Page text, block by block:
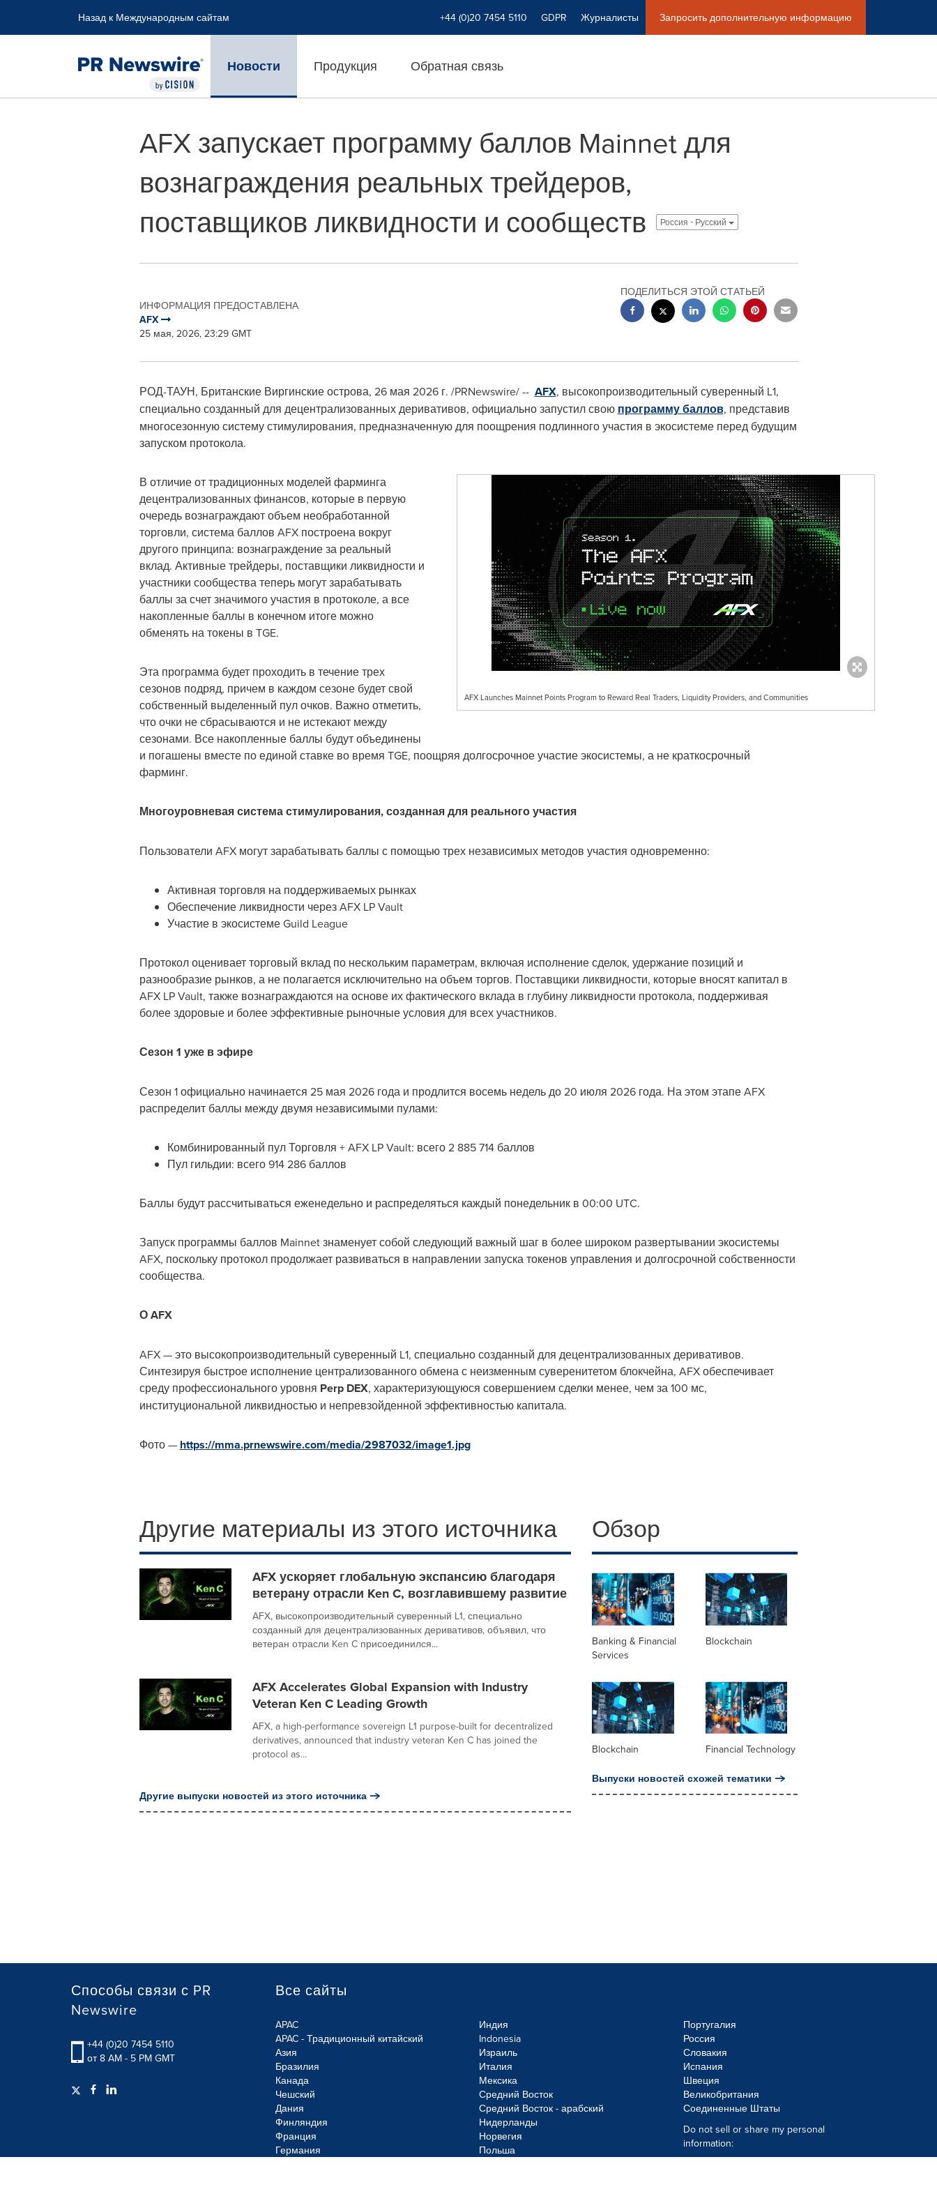
Назад к Международным сайтам +44 (0)20 7454 5110 GDPR Журналисты Запросить дополнительную информацию
Новости Продукция Обратная связь
AFX запускает программу баллов Mainnet для
вознаграждения реальных трейдеров,
поставщиков ликвидности и сообществ
Россия - Pусский
ИНФОРМАЦИЯ ПРЕДОСТАВЛЕНА
AFX
25 мая, 2026, 23:29 GMT
ПОДЕЛИТЬСЯ ЭТОЙ СТАТЬЕЙ
РОД-ТАУН, Британские Виргинские острова, 26 мая 2026 г. /PRNewswire/ -- AFX, высокопроизводительный суверенный L1,
специально созданный для децентрализованных деривативов, официально запустил свою программу баллов, представив
многосезонную систему стимулирования, предназначенную для поощрения подлинного участия в экосистеме перед будущим
запуском протокола.
AFX Launches Mainnet Points Program to Reward Real Traders, Liquidity Providers, and Communities
В отличие от традиционных моделей фарминга
децентрализованных финансов, которые в первую
очередь вознаграждают объем необработанной
торговли, система баллов AFX построена вокруг
другого принципа: вознаграждение за реальный
вклад. Активные трейдеры, поставщики ликвидности и
участники сообщества теперь могут зарабатывать
баллы за счет значимого участия в протоколе, а все
накопленные баллы в конечном итоге можно
обменять на токены в TGE.
Эта программа будет проходить в течение трех
сезонов подряд, причем в каждом сезоне будет свой
собственный выделенный пул очков. Важно отметить,
что очки не сбрасываются и не истекают между
сезонами. Все накопленные баллы будут объединены
и погашены вместе по единой ставке во время TGE, поощряя долгосрочное участие экосистемы, а не краткосрочный
фарминг.
Многоуровневая система стимулирования, созданная для реального участия
Пользователи AFX могут зарабатывать баллы с помощью трех независимых методов участия одновременно:
Активная торговля на поддерживаемых рынках
Обеспечение ликвидности через AFX LP Vault
Участие в экосистеме Guild League
Протокол оценивает торговый вклад по нескольким параметрам, включая исполнение сделок, удержание позиций и
разнообразие рынков, а не полагается исключительно на объем торгов. Поставщики ликвидности, которые вносят капитал в
AFX LP Vault, также вознаграждаются на основе их фактического вклада в глубину ликвидности протокола, поддерживая
более здоровые и более эффективные рыночные условия для всех участников.
Сезон 1 уже в эфире
Сезон 1 официально начинается 25 мая 2026 года и продлится восемь недель до 20 июля 2026 года. На этом этапе AFX
распределит баллы между двумя независимыми пулами:
Комбинированный пул Торговля + AFX LP Vault: всего 2 885 714 баллов
Пул гильдии: всего 914 286 баллов
Баллы будут рассчитываться еженедельно и распределяться каждый понедельник в 00:00 UTC.
Запуск программы баллов Mainnet знаменует собой следующий важный шаг в более широком развертывании экосистемы
AFX, поскольку протокол продолжает развиваться в направлении запуска токенов управления и долгосрочной собственности
сообщества.
О AFX
AFX — это высокопроизводительный суверенный L1, специально созданный для децентрализованных деривативов.
Синтезируя быстрое исполнение централизованного обмена с неизменным суверенитетом блокчейна, AFX обеспечивает
среду профессионального уровня Perp DEX, характеризующуюся совершением сделки менее, чем за 100 мс,
институциональной ликвидностью и непревзойденной эффективностью капитала.
Фото — https://mma.prnewswire.com/media/2987032/image1.jpg
Другие материалы из этого источника
AFX ускоряет глобальную экспансию благодаря
ветерану отрасли Ken C, возглавившему развитие
AFX, высокопроизводительный суверенный L1, специально
созданный для децентрализованных деривативов, объявил, что
ветеран отрасли Ken C присоединился...
AFX Accelerates Global Expansion with Industry
Veteran Ken C Leading Growth
AFX, a high-performance sovereign L1 purpose-built for decentralized
derivatives, announced that industry veteran Ken C has joined the
protocol as...
Другие выпуски новостей из этого источника
Обзор
Banking & Financial
Services
Blockchain
Blockchain Financial Technology
Выпуски новостей схожей тематики
Способы связи с PR
Newswire
+44 (0)20 7454 5110
от 8 AM - 5 PM GMT
Все сайты
APAC
APAC - Традиционный китайский
Азия
Бразилия
Канада
Чешский
Дания
Финляндия
Франция
Германия
Индия
Indonesia
Израиль
Италия
Мексика
Средний Восток
Средний Восток - арабский
Нидерланды
Норвегия
Польша
Португалия
Россия
Словакия
Испания
Швеция
Великобритания
Соединенные Штаты
Do not sell or share my personal
information: